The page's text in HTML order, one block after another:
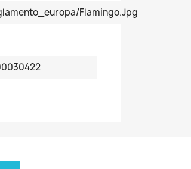
Flamingo.jpg